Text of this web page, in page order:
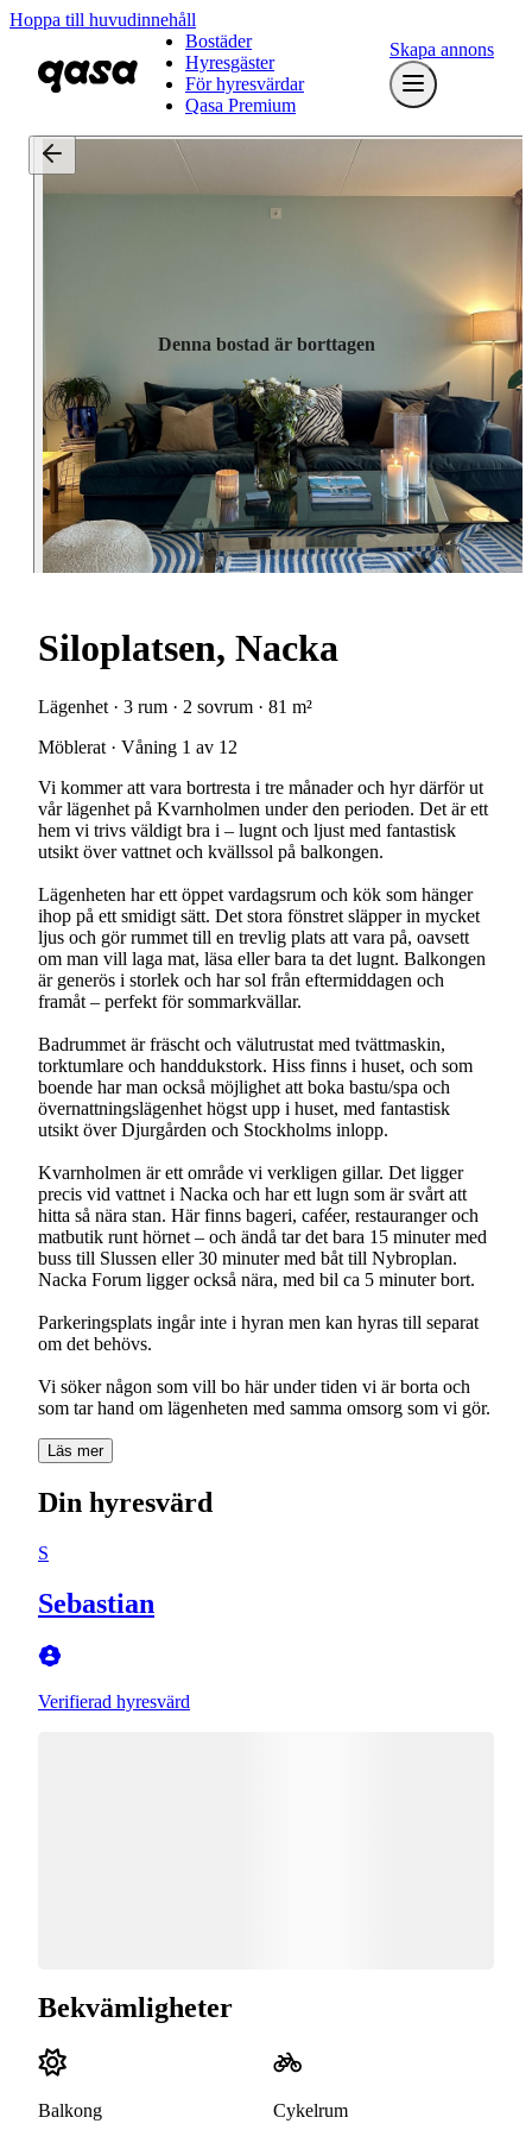
Hoppa till huvudinnehåll
Bostäder
Hyresgäster
För hyresvärdar
Qasa Premium
Skapa annons
Denna bostad är borttagen
Siloplatsen, Nacka
Lägenhet · 3 rum · 2 sovrum · 81 m²
Möblerat · Våning 1 av 12
Vi kommer att vara bortresta i tre månader och hyr därför ut
vår lägenhet på Kvarnholmen under den perioden. Det är ett
hem vi trivs väldigt bra i – lugnt och ljust med fantastisk
utsikt över vattnet och kvällssol på balkongen.
Lägenheten har ett öppet vardagsrum och kök som hänger
ihop på ett smidigt sätt. Det stora fönstret släpper in mycket
ljus och gör rummet till en trevlig plats att vara på, oavsett
om man vill laga mat, läsa eller bara ta det lugnt. Balkongen
är generös i storlek och har sol från eftermiddagen och
framåt – perfekt för sommarkvällar.
Badrummet är fräscht och välutrustat med tvättmaskin,
torktumlare och handdukstork. Hiss finns i huset, och som
boende har man också möjlighet att boka bastu/spa och
övernattningslägenhet högst upp i huset, med fantastisk
utsikt över Djurgården och Stockholms inlopp.
Kvarnholmen är ett område vi verkligen gillar. Det ligger
precis vid vattnet i Nacka och har ett lugn som är svårt att
hitta så nära stan. Här finns bageri, caféer, restauranger och
matbutik runt hörnet – och ändå tar det bara 15 minuter med
buss till Slussen eller 30 minuter med båt till Nybroplan.
Nacka Forum ligger också nära, med bil ca 5 minuter bort.
Parkeringsplats ingår inte i hyran men kan hyras till separat
om det behövs.
Vi söker någon som vill bo här under tiden vi är borta och
som tar hand om lägenheten med samma omsorg som vi gör.
Läs mer
Din hyresvärd
S
Sebastian
Verifierad hyresvärd
Bekvämligheter
Balkong Cykelrum